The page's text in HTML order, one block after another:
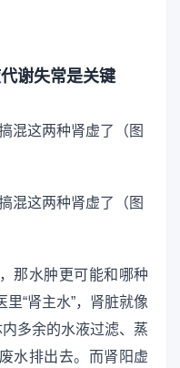
谢失常是关键
那水肿更可能和哪种
“肾主水”，肾脏就像
多余的水液过滤、蒸
水排出去。而肾阳虚